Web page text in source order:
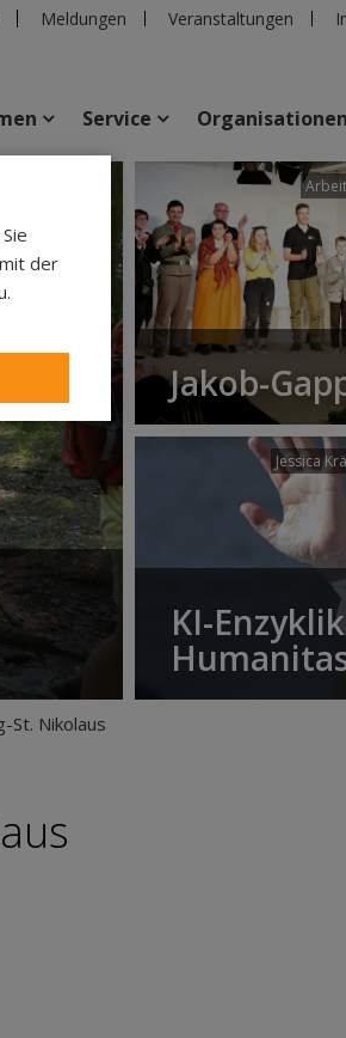
Meldungen Veranstaltungen
Veranstaltungen Personen
Service Organisationen
Jakob-
Jessica
KI-
St. Nikolaus
der